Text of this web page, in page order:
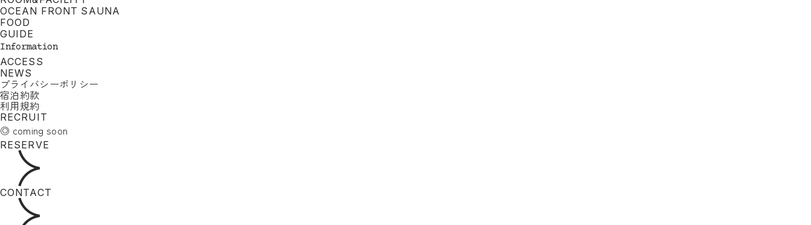
OCEAN FRONT SAUNA
FOOD
GUIDE
Information
ACCESS
NEWS
プライバシーポリシー
宿泊約款
利用規約
RECRUIT
◎ coming soon
RESERVE
CONTACT